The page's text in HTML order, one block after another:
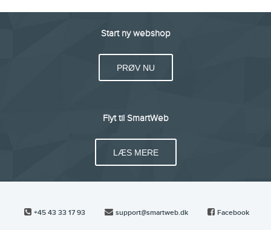
Start ny webshop
PRØV NU
Flyt til SmartWeb
LÆS MERE
+45 43 33 17 93 support@smartweb.dk Facebook